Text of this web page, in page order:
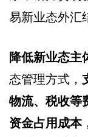
易新业态外汇
降低新业态主
态管理方式，
物流、税收等
资金占用成本